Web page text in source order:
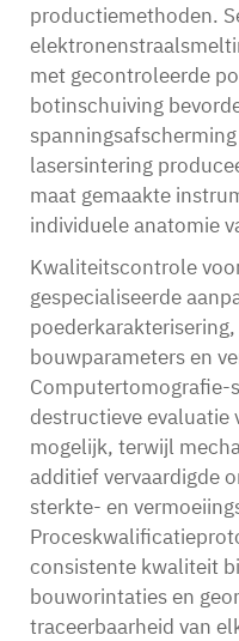
productiemethoden.
met gecontroleerde
botinschuiving
lasersintering
maat gemaakte
individuele anatomie
Kwaliteitscontrole
gespecialiseerde
bouwparameters en
Computertomografie-
destructieve
mogelijk, terwijl
additief vervaardigde
sterkte- en
consistente kwaliteit
bouworintaties en
traceerbaarheid van